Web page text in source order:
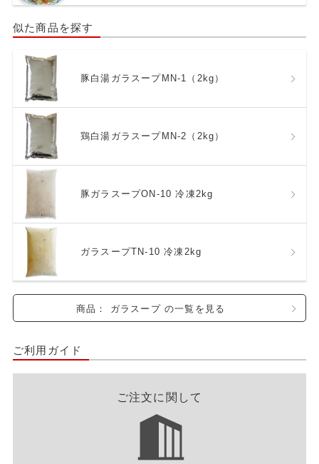
似た商品を探す
豚白湯ガラスープMN-1（2kg）
鶏白湯ガラスープMN-2（2kg）
豚ガラスープON-10 冷凍2kg
ガラスープTN-10 冷凍2kg
商品： ガラスープ の一覧を見る
ご利用ガイド
ご注文に関して